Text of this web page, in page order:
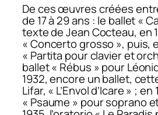
De ces œuvres créées
de 17 à 29 ans : le ballet «
texte de Jean Cocteau, en
« Concerto grosso », puis,
« Partita pour clavier et
ballet « Rébus » pour
1932, encore un ballet,
Lifar, « L’Envol d’Icare » ; en
« Psaume » pour soprano